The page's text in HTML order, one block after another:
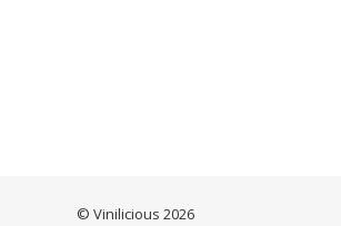
© Vinilicious 2026